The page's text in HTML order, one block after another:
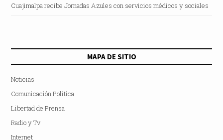
Cuajimalpa recibe Jornadas Azules con servicios médicos y sociales
MAPA DE SITIO
Noticias
Comunicación Política
Libertad de Prensa
Radio y Tv
Internet